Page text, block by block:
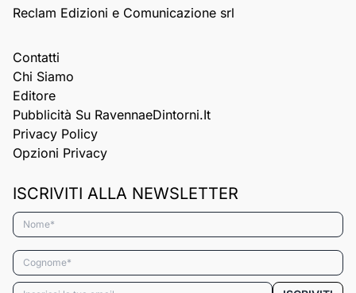
Reclam Edizioni e Comunicazione srl
Contatti
Chi Siamo
Editore
Pubblicità Su RavennaeDintorni.it
Privacy Policy
Opzioni Privacy
ISCRIVITI ALLA NEWSLETTER
Nome*
Cognome*
Email*